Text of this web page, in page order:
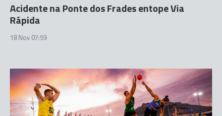
Acidente na Ponte dos Frades entope Via
Rápida
18 Nov 07:59